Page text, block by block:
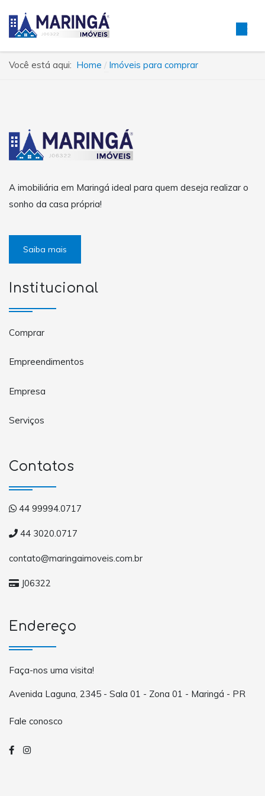
Você está aqui: Home Imóveis para comprar
A imobiliária em Maringá ideal para quem deseja realizar o
sonho da casa própria!
Saiba mais
Institucional
Comprar
Empreendimentos
Empresa
Serviços
Contatos
44 99994.0717
44 3020.0717
contato@maringaimoveis.com.br
J06322
Endereço
Faça-nos uma visita!
Avenida Laguna, 2345 - Sala 01 - Zona 01 - Maringá - PR
Fale conosco